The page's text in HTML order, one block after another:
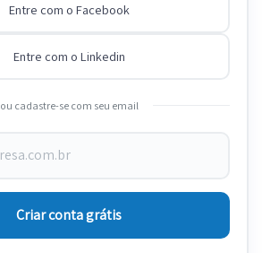
Entre com o Facebook
Entre com o Linkedin
ou cadastre-se com seu email
Criar conta grátis